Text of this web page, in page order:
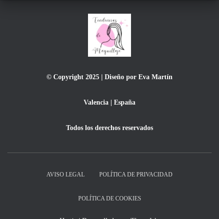
© Copyright 2025 | Diseño por Eva Martín
Valencia | España
Todos los derechos reservados
AVISO LEGAL POLÍTICA DE PRIVACIDAD
POLÍTICA DE COOKIES